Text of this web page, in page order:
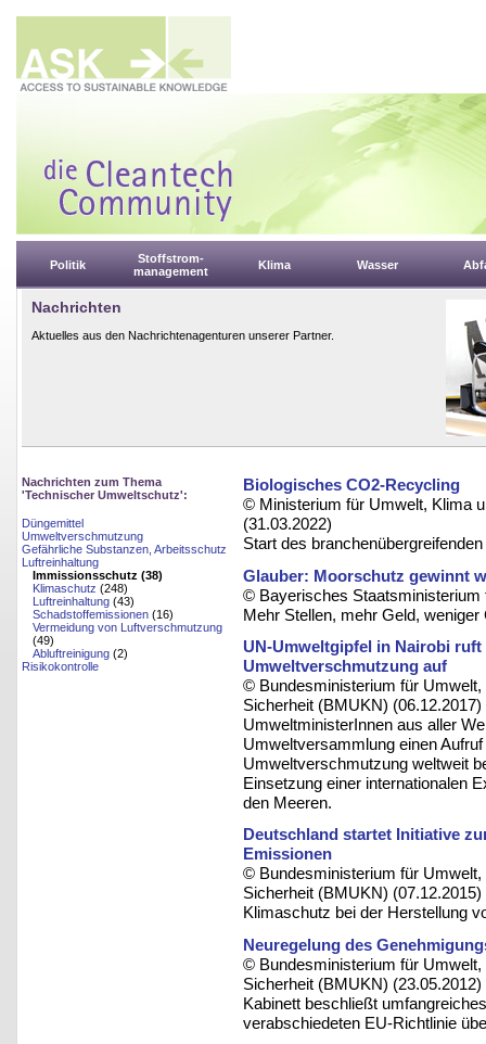
Politik
Stoffstrom-
management
Klima Wasser
Nachrichten
Aktuelles aus den Nachrichtenagenturen unserer Partner.
Nachrichten zum Thema
'Technischer Umweltschutz':
Düngemittel
Umweltverschmutzung
Gefährliche Substanzen, Arbeitsschutz
Luftreinhaltung
Immissionsschutz (38)
Klimaschutz (248)
Luftreinhaltung (43)
Schadstoffemissionen (16)
Vermeidung von Luftverschmutzung
(49)
Abluftreinigung (2)
Risikokontrolle
Biologisches CO2-Recycling
© Ministerium für Umwelt, Klima
(31.03.2022)
Start des
Glauber: Moorschutz gewinnt
© Bayerisches Staatsministerium
Mehr Stellen, mehr Geld, weniger
UN-Umweltgipfel in Nairobi
Umweltverschmutzung auf
© Bundesministerium für
Sicherheit (BMUKN) (06.12.2017)
UmweltministerInnen aus aller
Umweltversammlung einen
Umweltverschmutzung weltweit
Einsetzung einer internationalen
den Meeren.
Deutschland startet Initiative
Emissionen
© Bundesministerium für
Sicherheit (BMUKN) (07.12.2015)
Klimaschutz bei der Herstellung
Neuregelung des
© Bundesministerium für
Sicherheit (BMUKN) (23.05.2012)
Kabinett beschließt
verabschiedeten EU-Richtlinie